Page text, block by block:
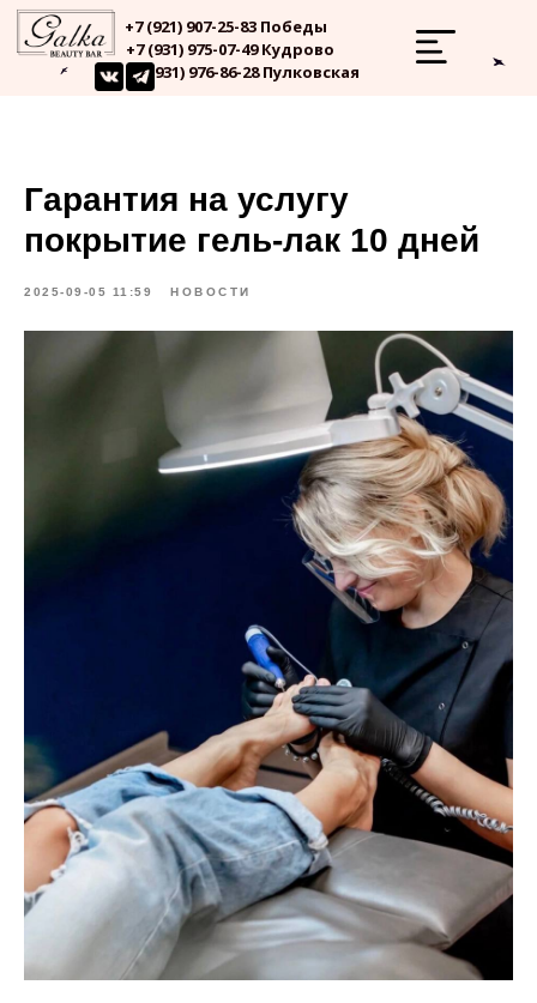
+7 (921) 907-25-83 Победы
+7 (931) 975-07-49 Кудрово
+7 (931) 976-86-28 Пулковская
Гарантия на услугу
покрытие гель-лак 10 дней
2025-09-05 11:59 НОВОСТИ